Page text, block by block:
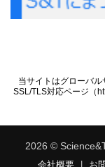
当サイトはグローバル
SSL/TLS対応ページ（
2026 ©